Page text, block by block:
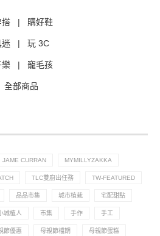
搭 | 購好鞋
迷 | 玩 3C
樂 | 寵毛孩
全部商品
JAME CURRAN MYMILLYZAKKA
TLC雙廚出任務 TW-FEATURED
品品市集 城市植栽 宅配甜點
城植人 市集 手作 手工
節優惠 母親節檔期 母親節蛋糕